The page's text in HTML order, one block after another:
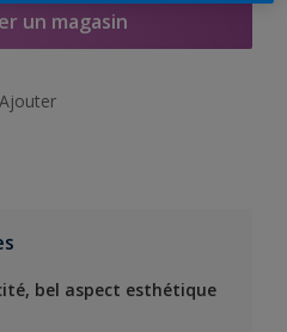
un magasin
Ajouter
bel aspect esthétique